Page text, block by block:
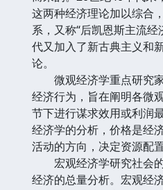
这两种经济理论加以综合
系，又称“后凯恩斯主流
代又加入了新古典主义和
论。
微观经济学重点研究家
经济行为，旨在阐明各微
节下进行谋求效用或利润
经济学的分析，价格是经
活动的方向，决定资源配置
宏观经济学研究社会的
经济的总量分析。宏观经